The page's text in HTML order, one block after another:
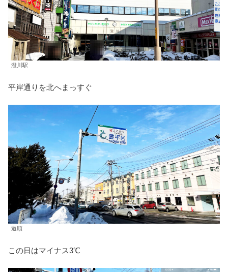
澄川駅
平岸通りを北へまっすぐ
道順
この日はマイナス3℃